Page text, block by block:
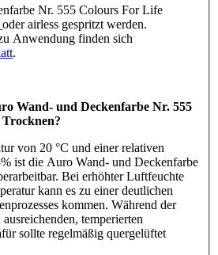
Nr. 555 Colours For Life
oder airless gespritzt werden.
Anwendung finden sich
.
Wand- und Deckenfarbe Nr. 555
von 20 °C und einer relativen
ist die Auro Wand- und Deckenfarbe
Bei erhöhter Luftfeuchte
kann es zu einer deutlichen
kommen. Während der
temperierten
sollte regelmäßig quergelüftet